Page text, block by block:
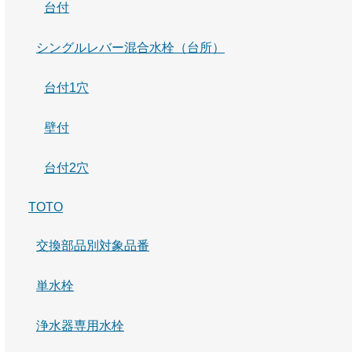
台付
シングルレバー混合水栓（台所）
台付1穴
壁付
台付2穴
TOTO
交換部品別対象品番
単水栓
浄水器専用水栓